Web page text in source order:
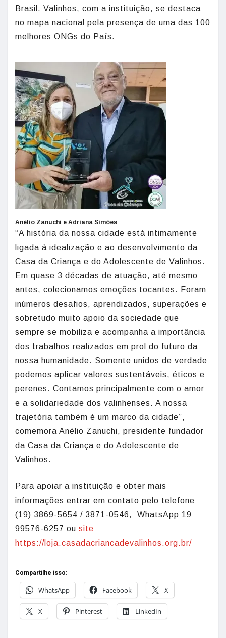
Brasil. Valinhos, com a instituição, se destaca
no mapa nacional pela presença de uma das 100
melhores ONGs do País.
Anélio Zanuchi e Adriana Simões
“A história da nossa cidade está intimamente
ligada à idealização e ao desenvolvimento da
Casa da Criança e do Adolescente de Valinhos.
Em quase 3 décadas de atuação, até mesmo
antes, colecionamos emoções tocantes. Foram
inúmeros desafios, aprendizados, superações e
sobretudo muito apoio da sociedade que
sempre se mobiliza e acompanha a importância
dos trabalhos realizados em prol do futuro da
nossa humanidade. Somente unidos de verdade
podemos aplicar valores sustentáveis, éticos e
perenes. Contamos principalmente com o amor
e a solidariedade dos valinhenses. A nossa
trajetória também é um marco da cidade”,
comemora Anélio Zanuchi, presidente fundador
da Casa da Criança e do Adolescente de
Valinhos.
Para apoiar a instituição e obter mais
informações entrar em contato pelo telefone
(19) 3869-5654 / 3871-0546, WhatsApp 19
99576-6257 ou site
https://loja.casadacriancadevalinhos.org.br/
Compartilhe isso:
WhatsApp
Facebook X
X Pinterest LinkedIn